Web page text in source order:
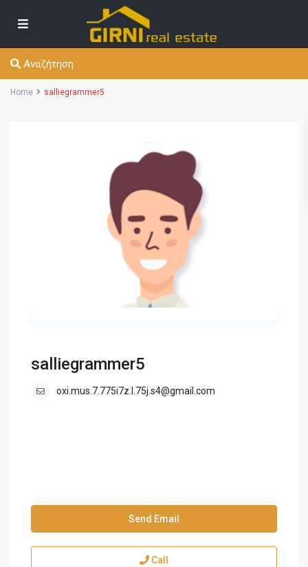
Αναζήτηση
Home salliegrammer5
salliegrammer5
oxi.mus.7.775i7z.l.75j.s4@gmail.com
Send Email
Call